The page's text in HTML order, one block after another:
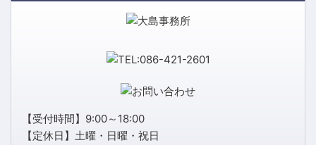
【受付時間】9:00～18:00
【定休日】土曜・日曜・祝日